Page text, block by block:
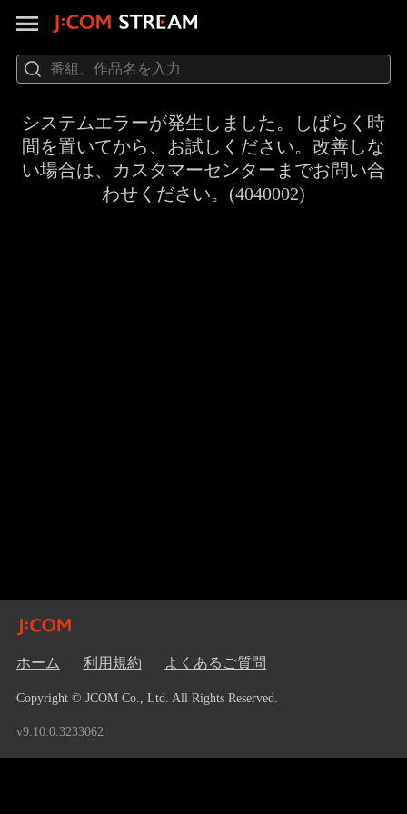
システムエラーが発生しました。しばらく時
間を置いてから、お試しください。改善しな
い場合は、カスタマーセンターまでお問い合
わせください。(4040002)
ホーム 利用規約 よくあるご質問
Copyright © JCOM Co., Ltd. All Rights Reserved.
v9.10.0.3233062